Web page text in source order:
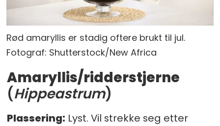
Rød amaryllis er stadig oftere brukt til jul.
Fotograf: Shutterstock/New Africa
Amaryllis/ridderstjerne
(Hippeastrum)
Plassering: Lyst. Vil strekke seg etter